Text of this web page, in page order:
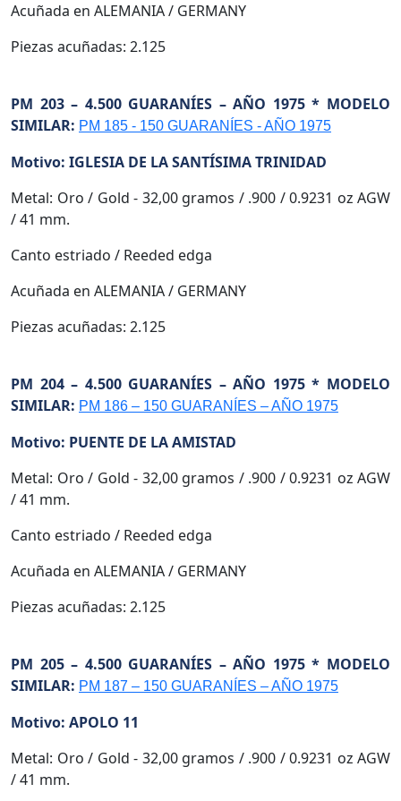
Acuñada en ALEMANIA / GERMANY
Piezas acuñadas: 2.125
PM 203 – 4.500 GUARANÍES – AÑO 1975 * MODELO
SIMILAR: PM 185 - 150 GUARANÍES - AÑO 1975
Motivo: IGLESIA DE LA SANTÍSIMA TRINIDAD
Metal: Oro / Gold - 32,00 gramos / .900 / 0.9231 oz AGW
/ 41 mm.
Canto estriado / Reeded edga
Acuñada en ALEMANIA / GERMANY
Piezas acuñadas: 2.125
PM 204 – 4.500 GUARANÍES – AÑO 1975 * MODELO
SIMILAR: PM 186 – 150 GUARANÍES – AÑO 1975
Motivo: PUENTE DE LA AMISTAD
Metal: Oro / Gold - 32,00 gramos / .900 / 0.9231 oz AGW
/ 41 mm.
Canto estriado / Reeded edga
Acuñada en ALEMANIA / GERMANY
Piezas acuñadas: 2.125
PM 205 – 4.500 GUARANÍES – AÑO 1975 * MODELO
SIMILAR: PM 187 – 150 GUARANÍES – AÑO 1975
Motivo: APOLO 11
Metal: Oro / Gold - 32,00 gramos / .900 / 0.9231 oz AGW
/ 41 mm.